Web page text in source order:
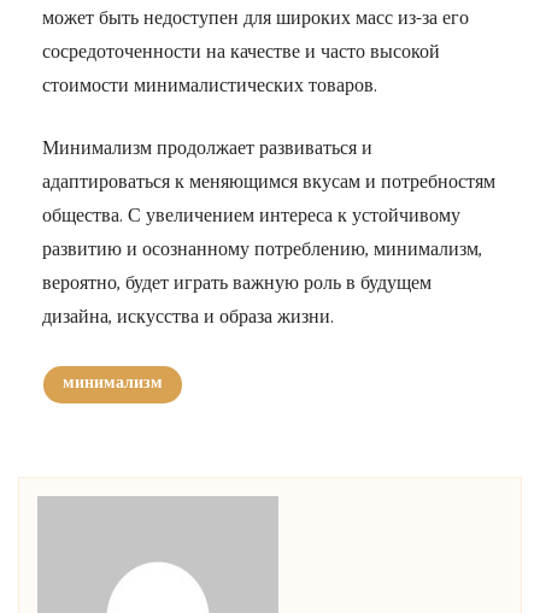
может быть недоступен для широких масс из-за его
сосредоточенности на качестве и часто высокой
стоимости минималистических товаров.
Минимализм продолжает развиваться и
адаптироваться к меняющимся вкусам и потребностям
общества. С увеличением интереса к устойчивому
развитию и осознанному потреблению, минимализм,
вероятно, будет играть важную роль в будущем
дизайна, искусства и образа жизни.
минимализм